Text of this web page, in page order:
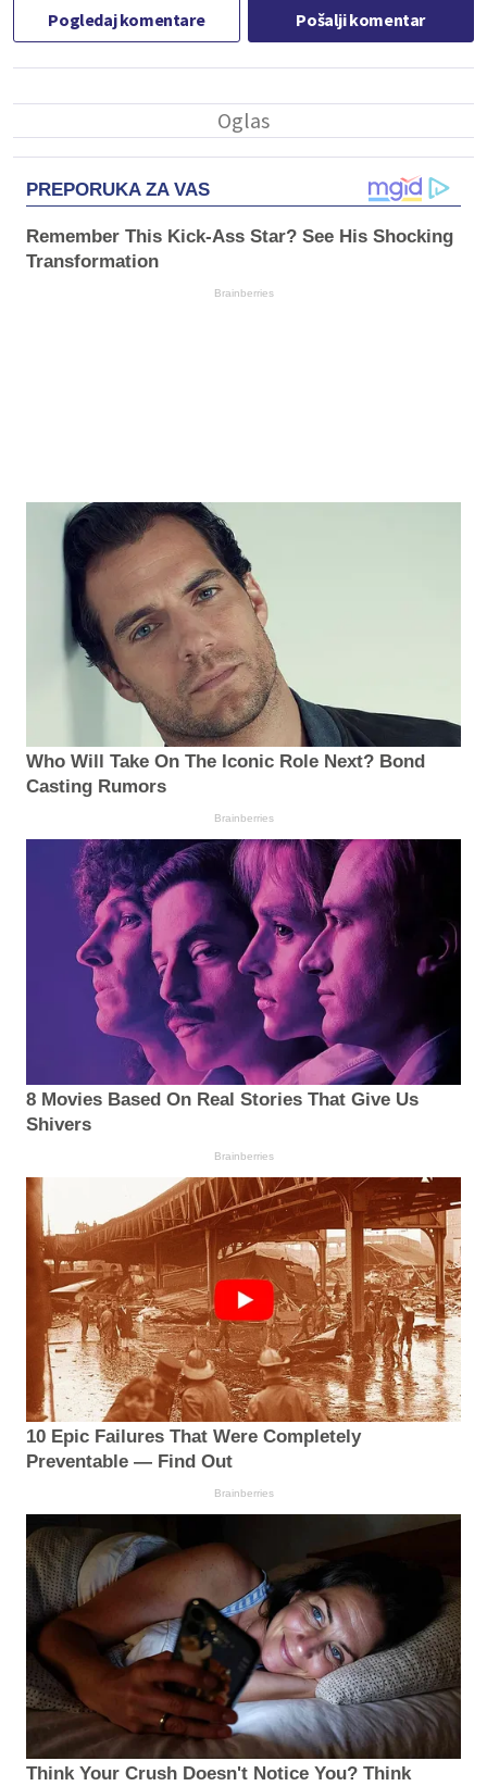
Pogledaj komentare Pošalji komentar
PREPORUKA ZA VAS
Remember This Kick-Ass Star? See His Shocking
Transformation
Brainberries
Who Will Take On The Iconic Role Next? Bond
Casting Rumors
Brainberries
8 Movies Based On Real Stories That Give Us
Shivers
Brainberries
10 Epic Failures That Were Completely
Preventable — Find Out
Brainberries
Think Your Crush Doesn't Notice You? Think